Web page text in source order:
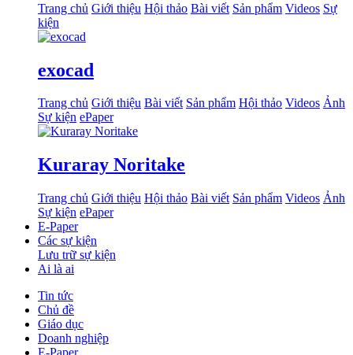
Trang chủ Giới thiệu Hội thảo Bài viết Sản phẩm Videos Sự
kiện
exocad
Trang chủ Giới thiệu Bài viết Sản phẩm Hội thảo Videos Ảnh
Sự kiện ePaper
Kuraray Noritake
Trang chủ Giới thiệu Hội thảo Bài viết Sản phẩm Videos Ảnh
Sự kiện ePaper
E-Paper
Các sự kiện
Lưu trữ sự kiện
Ai là ai
Tin tức
Chủ đề
Giáo dục
Doanh nghiệp